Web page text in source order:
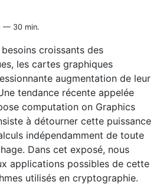
— 30 min.
croissants des
les cartes graphiques
augmentation de leur
tendance récente appelée
computation on Graphics
à détourner cette puissance
indépendamment de toute
Dans cet exposé, nous
applications possibles de cette
utilisés en cryptographie.